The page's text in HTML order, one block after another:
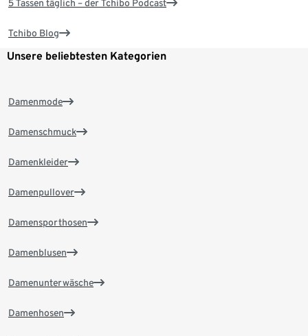
5 Tassen täglich – der Tchibo Podcast
Tchibo Blog
Unsere beliebtesten Kategorien
Damenmode
Damenschmuck
Damenkleider
Damenpullover
Damensporthosen
Damenblusen
Damenunterwäsche
Damenhosen